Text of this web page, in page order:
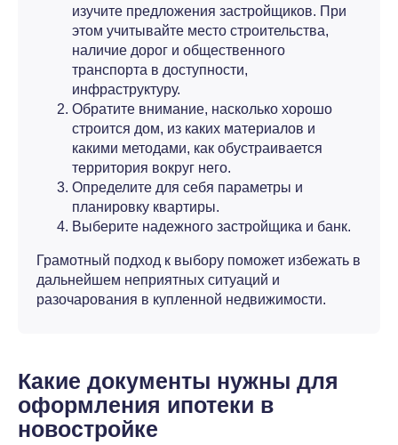
изучите предложения застройщиков. При
этом учитывайте место строительства,
наличие дорог и общественного
транспорта в доступности,
инфраструктуру.
Обратите внимание, насколько хорошо
строится дом, из каких материалов и
какими методами, как обустраивается
территория вокруг него.
Определите для себя параметры и
планировку квартиры.
Выберите надежного застройщика и банк.
Грамотный подход к выбору поможет избежать в
дальнейшем неприятных ситуаций и
разочарования в купленной недвижимости.
Какие документы нужны для
оформления ипотеки в
новостройке